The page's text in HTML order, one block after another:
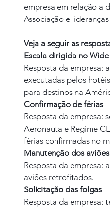
empresa em relação a
Associação e
Veja a seguir as
Escala dirigida no Wide
Resposta da empresa:
executadas pelos
para destinos na
Confirmação de férias
Resposta da empresa:
Aeronauta e Regime
férias confirmadas no
Manutenção dos aviões
Resposta da empresa:
aviões retrofitados.
Solicitação das folgas
Resposta da empresa: